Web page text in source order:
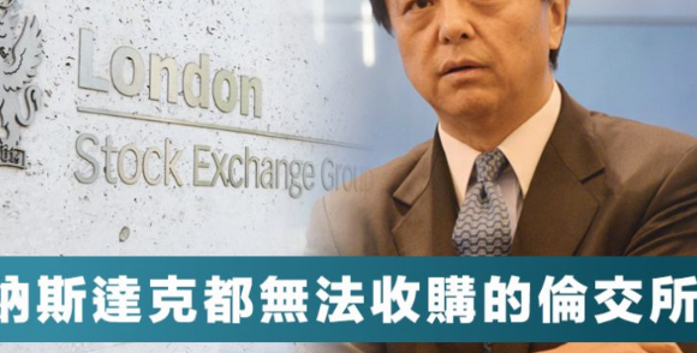
菜鳥拓全球智慧倉儲市場 加快海外市場落地
轉賺2300萬元 斥21億翻新香港及東京半島
杉磯高球場活動前 男子攜槍彈被捕
回落至51 企業擴張放慢兼縮減人手
逾360億美元 支援Anthropic租用Google晶片
擴大金屬關稅範圍 14類產品或加徵25%
9月升級會員制度 增鉑金卡級別鎖定高消費客群
額連升14個月 珠寶鐘錶銷售升勢最強
多10億美元回購 派息比率目標維持50%